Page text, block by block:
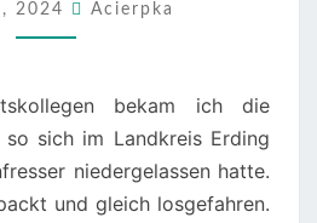
2024 Acierpka
bekam ich die
sich im Landkreis Erding
niedergelassen hatte.
und gleich losgefahren.